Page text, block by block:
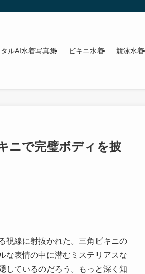
ルAI水着写真集 ビキニ水着 競泳水着
ニで完璧ボディを披
視線に射抜かれた。三角ビキニの
な表情の中に潜むミステリアスな
しているのだろう。もっと深く知